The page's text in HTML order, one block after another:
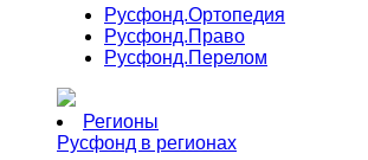
Русфонд.Ортопедия
Русфонд.Право
Русфонд.Перелом
Регионы
Русфонд в регионах